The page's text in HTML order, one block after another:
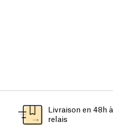
Livraison en 48h
relais